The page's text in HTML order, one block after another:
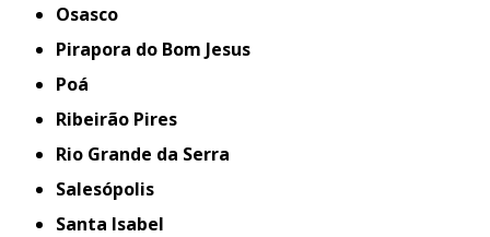
Osasco
Pirapora do Bom Jesus
Poá
Ribeirão Pires
Rio Grande da Serra
Salesópolis
Santa Isabel